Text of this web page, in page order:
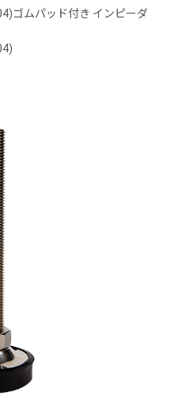
ゴムパッド付き インピーダ